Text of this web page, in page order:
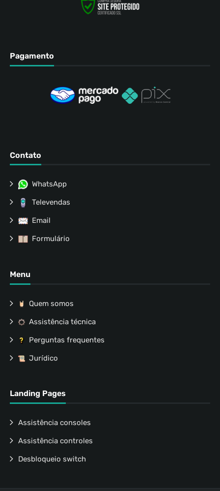
Pagamento
Contato
WhatsApp
Televendas
Email
Formulário
Menu
Quem somos
Assistência técnica
Perguntas frequentes
Jurídico
Landing Pages
Assistência consoles
Assistência controles
Desbloqueio switch